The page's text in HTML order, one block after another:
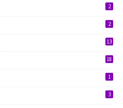
2
2
13
18
1
3